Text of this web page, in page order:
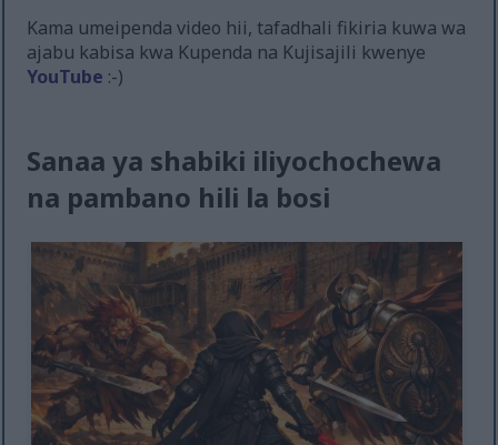
Kama umeipenda video hii, tafadhali fikiria kuwa wa
ajabu kabisa kwa Kupenda na Kujisajili kwenye
YouTube :-)
Sanaa ya shabiki iliyochochewa
na pambano hili la bosi